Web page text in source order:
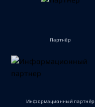
Партнёр
Информационный партнёр